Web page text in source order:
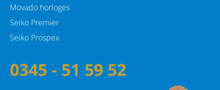
Movado horloges
Seiko Premier
Seiko Prospex
0345 - 51 59 52